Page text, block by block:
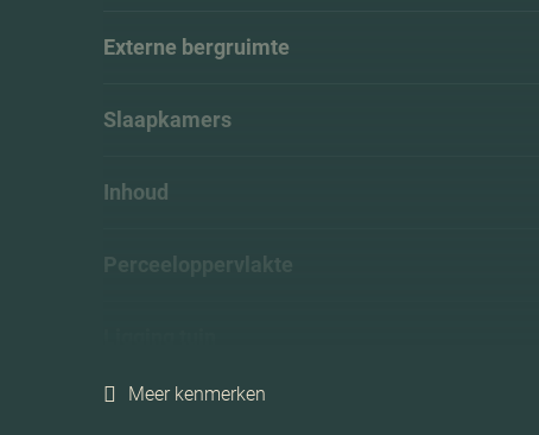
Externe bergruimte
Slaapkamers
Inhoud
Perceeloppervlakte
Energielabel
Meer kenmerken